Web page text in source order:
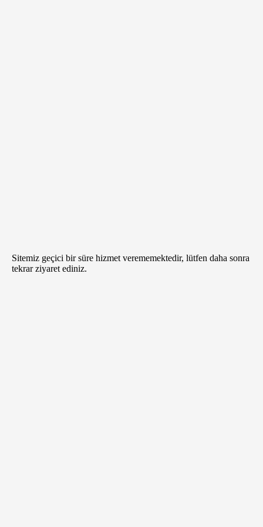
Sitemiz geçici bir süre hizmet verememektedir, lütfen daha sonra
tekrar ziyaret ediniz.